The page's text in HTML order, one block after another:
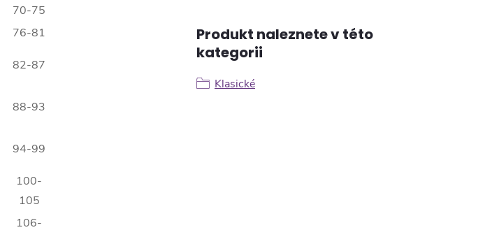
70-75
76-81
82-87
88-93
94-99
100-
105
106-
Produkt naleznete v této
kategorii
Klasické